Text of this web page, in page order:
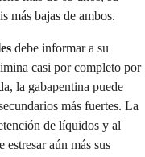
más bajas de ambos.
debe informar a su
casi por completo por
la gabapentina puede
más fuertes. La
de líquidos y al
aún más sus